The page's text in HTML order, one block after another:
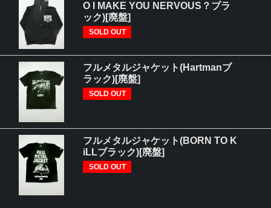
O I MAKE YOU NERVOUS？ブラ
ック)[廃盤]
SOLD OUT
フルメタルジャケット(Hartmanブ
ラック)[廃盤]
SOLD OUT
フルメタルジャケット(BORN TO K
iLLブラック)[廃盤]
SOLD OUT